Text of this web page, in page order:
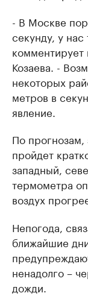
- В Москве
секунду, у нас
Козаева. -
некоторых
метров в
явление.
По прогнозам,
пройдет
западный,
термометра
воздух
Непогода,
ближайшие
ненадолго –
дожди.